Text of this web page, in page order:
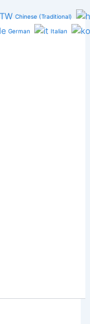
Chinese (Traditional)
German Italian